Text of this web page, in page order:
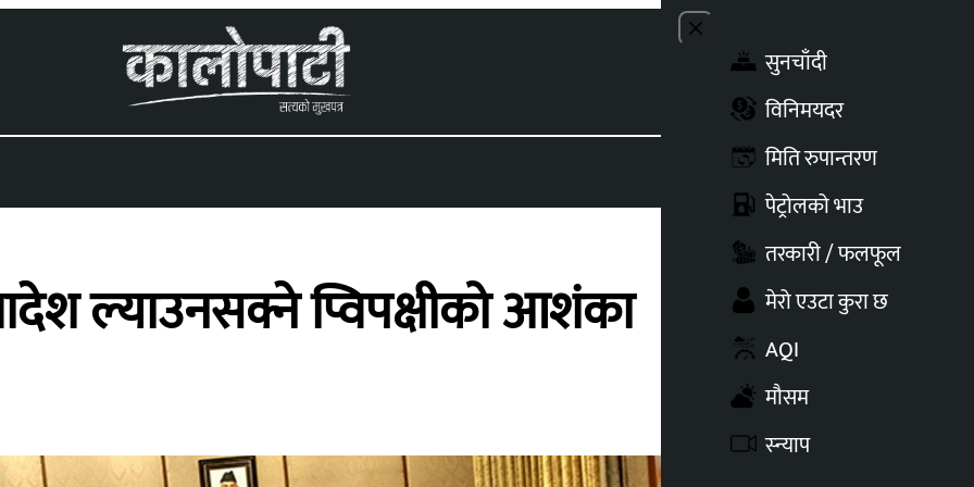
Close menu
सुनचाँदी
विनिमयदर
मिति रुपान्तरण
पेट्रोलको भाउ
तरकारी / फलफूल
मेरो एउटा कुरा छ
AQI
मौसम
स्न्याप
ल्याउनसक्ने प्विपक्षीको आशंका